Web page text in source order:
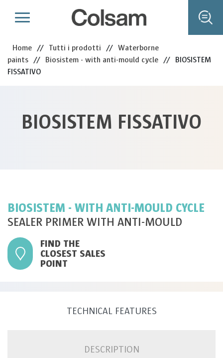
Home // Tutti i prodotti // Waterborne
paints // Biosistem - with anti-mould cycle // BIOSISTEM
FISSATIVO
BIOSISTEM FISSATIVO
BIOSISTEM - WITH ANTI-MOULD CYCLE
SEALER PRIMER WITH ANTI-MOULD
FIND THE
CLOSEST SALES
POINT
TECHNICAL FEATURES
DESCRIPTION